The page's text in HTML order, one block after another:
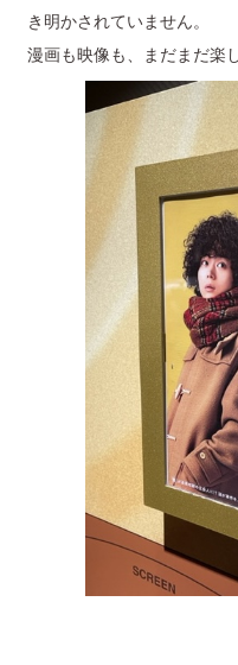
き明かされていません。
漫画も映像も、まだまだ楽